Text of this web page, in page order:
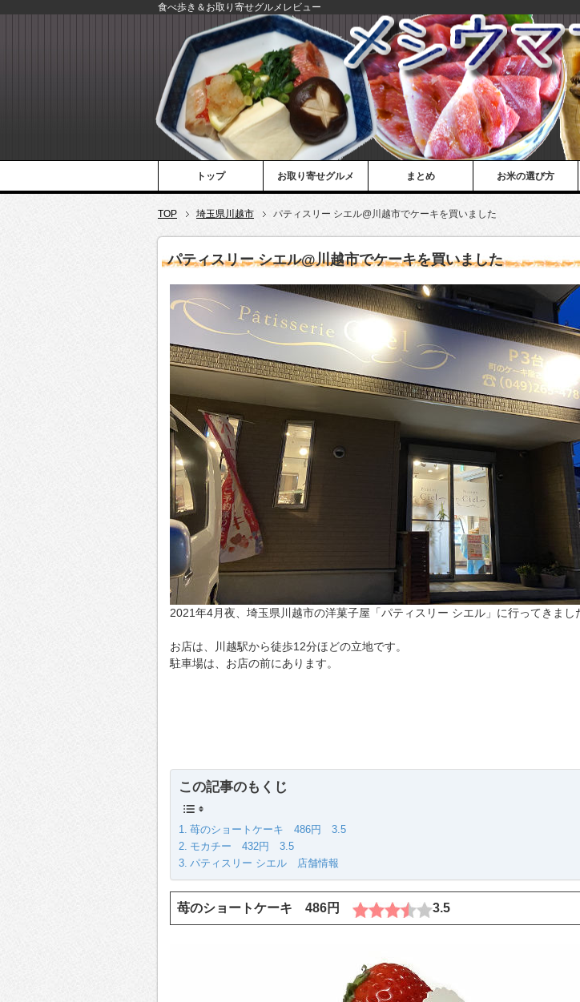
食べ歩き＆お取り寄せグルメレビュー
トップ お取り寄せグルメ まとめ お米の選び方
TOP 埼玉県川越市 パティスリー シエル@川越市でケーキを買いました
パティスリー シエル@川越市でケーキを買いました
2021年4月夜、埼玉県川越市の洋菓子屋「パティスリー シエル」に行ってきまし
お店は、川越駅から徒歩12分ほどの立地です。
駐車場は、お店の前にあります。
この記事のもくじ
苺のショートケーキ 486円 3.5
モカチー 432円 3.5
パティスリー シエル 店舗情報
苺のショートケーキ 486円 3.5